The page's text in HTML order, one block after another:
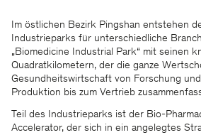
Im östlichen Bezirk Pingshan entstehen
Industrieparks für unterschiedliche
„Biomedicine Industrial Park“ mit seinen
Quadratkilometern, der die ganze
Gesundheitswirtschaft von Forschung
Produktion bis zum Vertrieb
Teil des Industrieparks ist der Bio-
Accelerator, der sich in ein angelegtes